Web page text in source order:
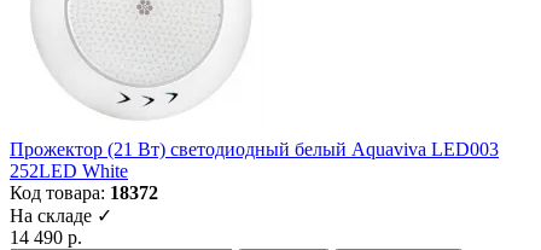
Прожектор (21 Вт) светодиодный белый Aquaviva LED003
252LED White
Код товара: 18372
На складе ✓
14 490 р.